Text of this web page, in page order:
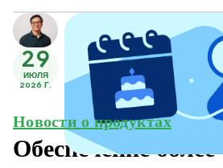
определяемых
средств.
29
ИЮЛЯ
2026 Г.
Новости о продуктах
Обеспечение более